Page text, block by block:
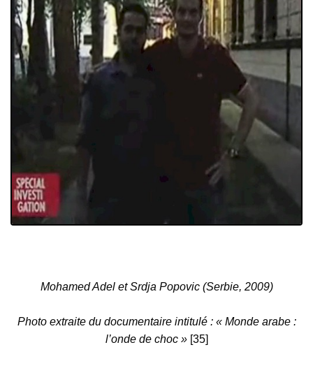
Mohamed Adel et Srdja Popovic (Serbie, 2009)
Photo extraite du documentaire intitulé : « Monde arabe :
l’onde de choc » [35]